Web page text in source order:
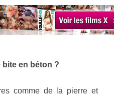
bite en béton ?
comme de la pierre et